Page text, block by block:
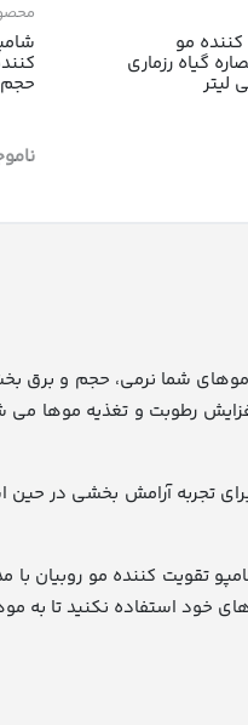
مو
گیاه رزماری
حجم 250 میلی لیتر
است که طراحی شده است تا به موهای شما
رطوبت و تغذیه موها
تجربه آرامش بخشی در حین
کننده مو روبیان با
خود استفاده نکنید تا به